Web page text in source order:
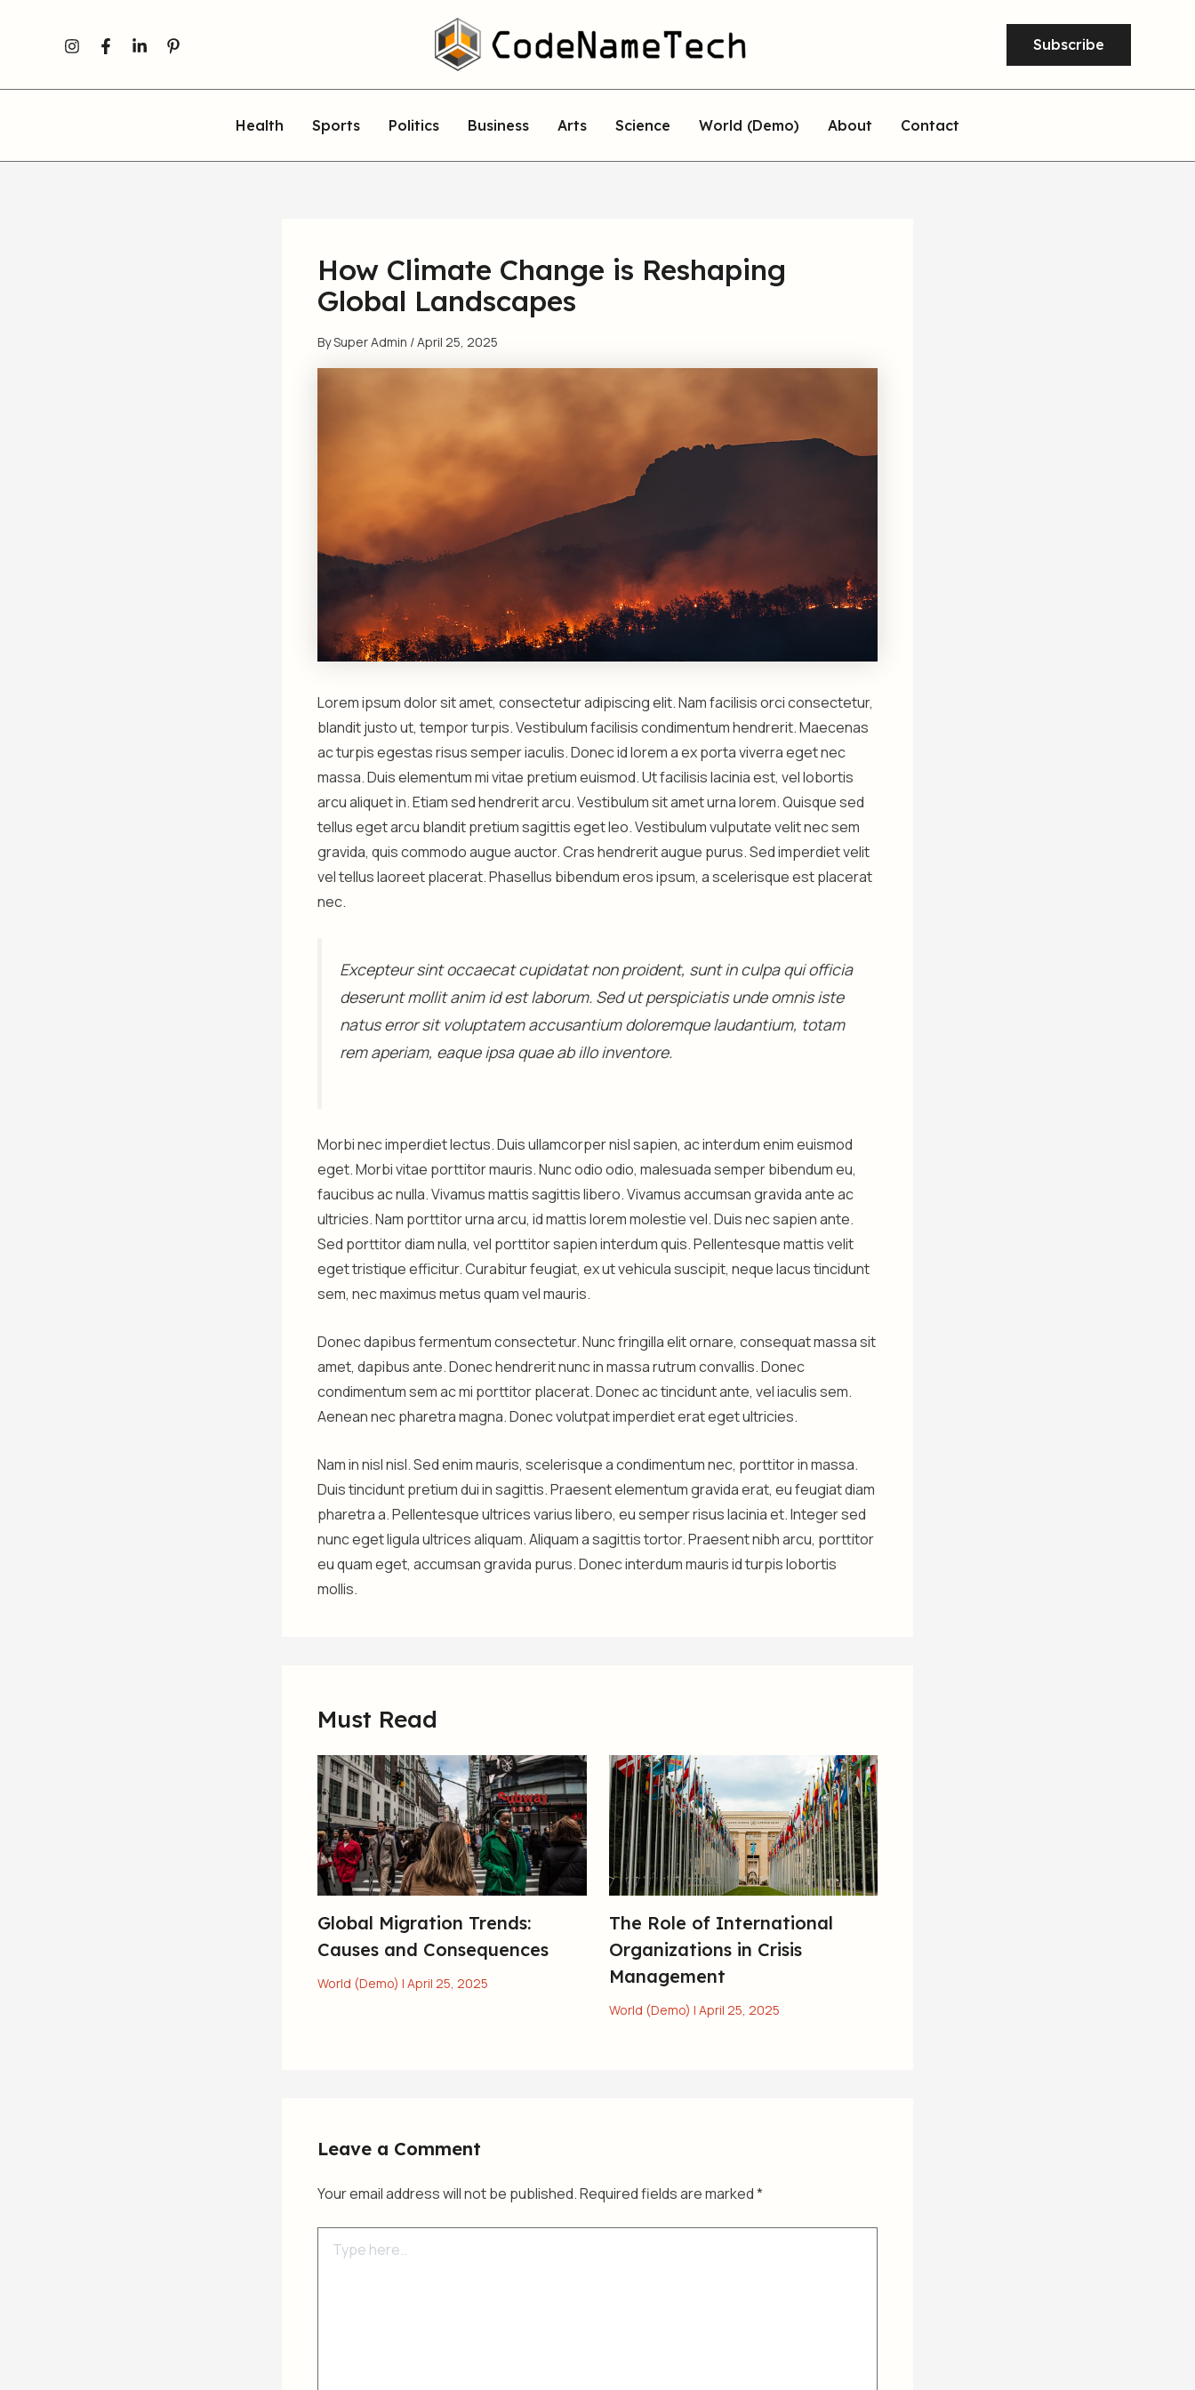
Subscribe
Health Sports Politics Business Arts Science World (Demo) About Contact
How Climate Change is Reshaping
Global Landscapes
BySuper Admin /April 25, 2025
Lorem ipsum dolor sit amet, consectetur adipiscing elit. Nam facilisis orci consectetur,
blandit justo ut, tempor turpis. Vestibulum facilisis condimentum hendrerit. Maecenas
ac turpis egestas risus semper iaculis. Donec id lorem a ex porta viverra eget nec
massa. Duis elementum mi vitae pretium euismod. Ut facilisis lacinia est, vel lobortis
arcu aliquet in. Etiam sed hendrerit arcu. Vestibulum sit amet urna lorem. Quisque sed
tellus eget arcu blandit pretium sagittis eget leo. Vestibulum vulputate velit nec sem
gravida, quis commodo augue auctor. Cras hendrerit augue purus. Sed imperdiet velit
vel tellus laoreet placerat. Phasellus bibendum eros ipsum, a scelerisque est placerat
nec.
Excepteur sint occaecat cupidatat non proident, sunt in culpa qui officia
deserunt mollit anim id est laborum. Sed ut perspiciatis unde omnis iste
natus error sit voluptatem accusantium doloremque laudantium, totam
rem aperiam, eaque ipsa quae ab illo inventore.
Morbi nec imperdiet lectus. Duis ullamcorper nisl sapien, ac interdum enim euismod
eget. Morbi vitae porttitor mauris. Nunc odio odio, malesuada semper bibendum eu,
faucibus ac nulla. Vivamus mattis sagittis libero. Vivamus accumsan gravida ante ac
ultricies. Nam porttitor urna arcu, id mattis lorem molestie vel. Duis nec sapien ante.
Sed porttitor diam nulla, vel porttitor sapien interdum quis. Pellentesque mattis velit
eget tristique efficitur. Curabitur feugiat, ex ut vehicula suscipit, neque lacus tincidunt
sem, nec maximus metus quam vel mauris.
Donec dapibus fermentum consectetur. Nunc fringilla elit ornare, consequat massa sit
amet, dapibus ante. Donec hendrerit nunc in massa rutrum convallis. Donec
condimentum sem ac mi porttitor placerat. Donec ac tincidunt ante, vel iaculis sem.
Aenean nec pharetra magna. Donec volutpat imperdiet erat eget ultricies.
Nam in nisl nisl. Sed enim mauris, scelerisque a condimentum nec, porttitor in massa.
Duis tincidunt pretium dui in sagittis. Praesent elementum gravida erat, eu feugiat diam
pharetra a. Pellentesque ultrices varius libero, eu semper risus lacinia et. Integer sed
nunc eget ligula ultrices aliquam. Aliquam a sagittis tortor. Praesent nibh arcu, porttitor
eu quam eget, accumsan gravida purus. Donec interdum mauris id turpis lobortis
mollis.
Must Read
Global Migration Trends:
Causes and Consequences
World (Demo) | April 25, 2025
The Role of International
Organizations in Crisis
Management
World (Demo) | April 25, 2025
Leave a Comment
Your email address will not be published.Required fields are marked*
here..